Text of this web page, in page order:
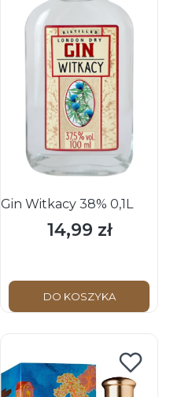
Gin Witkacy 38% 0,1L
Cena
14,99 zł
DO KOSZYKA